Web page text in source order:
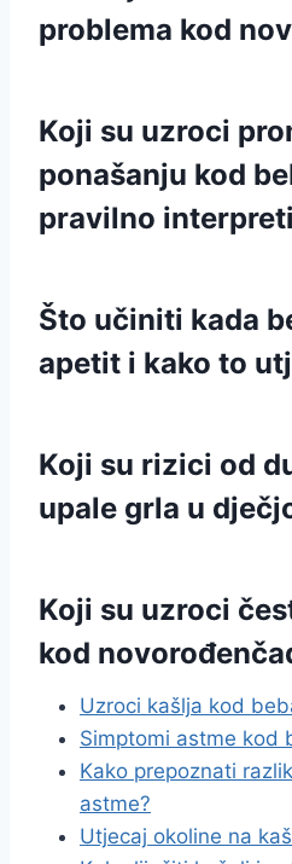
problema kod
Koji su uzroci
ponašanju kod
pravilno
Što učiniti kada
apetit i kako to
Koji su rizici od
upale grla u
Koji su uzroci
kod
Uzroci kašlja kod
Simptomi astme kod
Kako prepoznati
astme?
Utjecaj okoline na